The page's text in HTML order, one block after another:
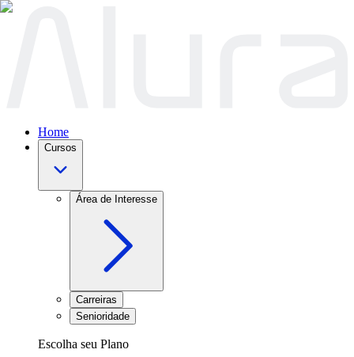
Home
Cursos
Área de Interesse
Carreiras
Senioridade
Escolha seu Plano